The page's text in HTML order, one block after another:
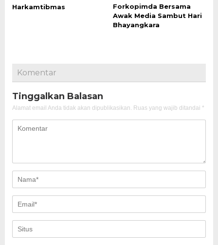
Harkamtibmas
Forkopimda Bersama
Awak Media Sambut Hari
Bhayangkara
Komentar
Tinggalkan Balasan
Alamat email Anda tidak akan dipublikasikan. Ruas yang wajib ditandai *